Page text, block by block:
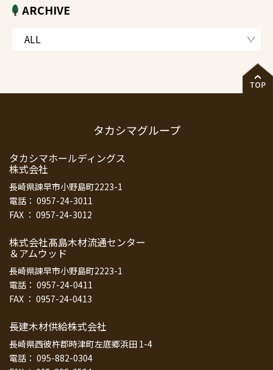
ARCHIVE
タカシマグループ
タカシマホールディングス
株式会社
長崎県諫早市小野島町2223-1
電話： 0957-24-3011
FAX ： 0957-24-3012
株式会社髙島木材流通センター
＆アムウッド
長崎県諫早市小野島町2223-1
電話： 0957-24-0411
FAX ： 0957-24-0413
長建木材供給株式会社
長崎県西彼杵郡時津町左底郷浜田 1-4
電話： 095-882-0304